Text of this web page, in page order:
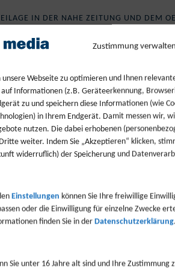
Zustimmung verwalten
unsere Webseite zu optimieren und Ihnen
Informationen (z.B. Geräteerkennung,
zu und speichern diese Informationen (wie
in Ihrem Endgerät. Damit messen wir,
nutzen. Die dabei erhobenen
weiter. Indem Sie „Akzeptieren“ klicken,
widerruflich) der Speicherung und
Einstellungen können Sie Ihre freiwillige
oder die Einwilligung für einzelne Zwecke
finden Sie in der Datenschutzerklärung.
Sie unter 16 Jahre alt sind und Ihre Zustimmung
IN DER NAHE ZEITUNG UND DEM
Loading PDF 15% ...